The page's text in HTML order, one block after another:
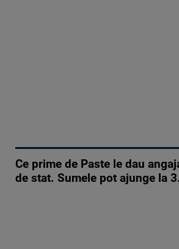
Ce prime de Paste le dau
de stat. Sumele pot ajunge la